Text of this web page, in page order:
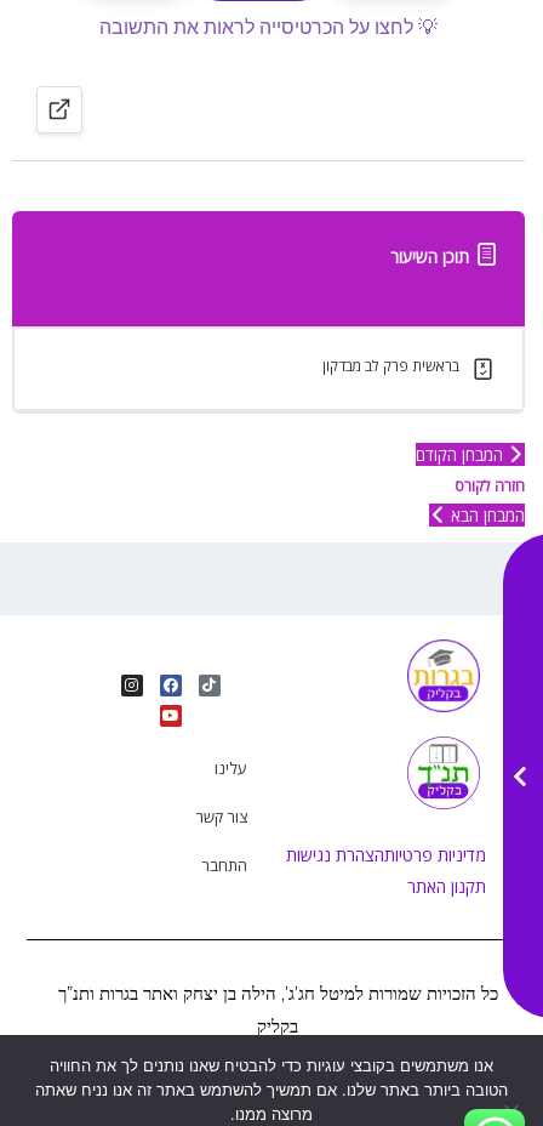
תוכן השיעור
בראשית פרק לב מבדקון
המבחן הקודם
חזרה לקורס
המבחן הבא
מדיניות פרטיותהצהרת נגישות
תקנון האתר
T
i
F
a
c
e
I
n
Y
o
u
t
עלינו
צור קשר
התחבר
כל הזכויות שמורות למיטל חג’ג’, הילה בן יצחק ואתר בגרות ותנ”ך
בקליק
©נבנה ע”י 2022
Web&MOR
אנו משתמשים בקובצי עוגיות כדי להבטיח שאנו נותנים לך את החוויה
הטובה ביותר באתר שלנו. אם תמשיך להשתמש באתר זה אנו נניח שאתה
מרוצה ממנו.